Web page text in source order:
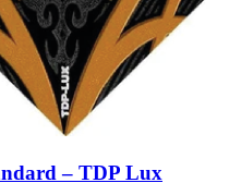
– TDP Lux